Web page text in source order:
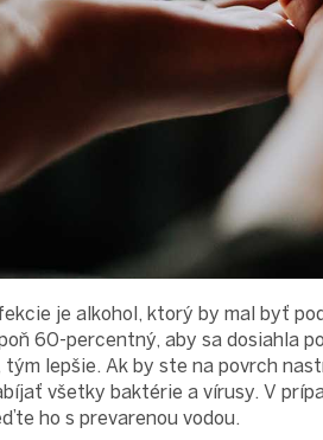
je alkohol, ktorý by mal byť
60-percentný, aby sa dosiahla
lepšie. Ak by ste na povrch
všetky baktérie a vírusy. V
ho s prevarenou vodou.